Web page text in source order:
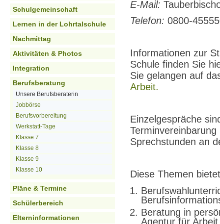
Schulgemeinschaft
Lernen in der Lohrtalschule
Nachmittag
Aktivitäten & Photos
Integration
Berufsberatung
Unsere Berufsberaterin
Jobbörse
Berufsvorbereitung
Werkstatt-Tage
Klasse 7
Klasse 8
Klasse 9
Klasse 10
Pläne & Termine
Schülerbereich
Elterninformationen
E-Mail:
Telefon: 0800-
Informationen zur
Schule finden Sie
Sie gelangen auf
Arbeit.
Einzelgespräche
Sprechstunden an
Diese Themen
Beratung in
Agentur für